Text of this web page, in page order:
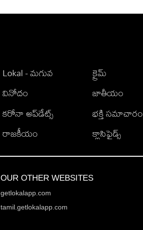
Lokal - మగువ
వినోదం
కరోనా అప్‌డేట్స్
రాజకీయం
క్రైమ్
జాతీయం
భక్తి సమాచారం
క్లాసిఫైడ్స్
OUR OTHER WEBSITES
getlokalapp.com
tamil.getlokalapp.com